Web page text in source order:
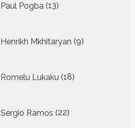
Paul Pogba 13
producten
Henrikh Mkhitaryan 9
producten
Romelu Lukaku 18
producten
Sergio Ramos 22
producten